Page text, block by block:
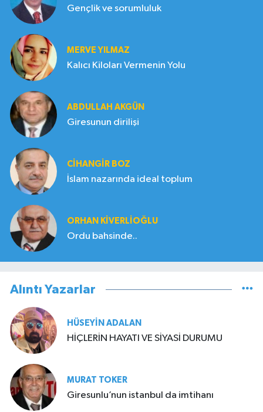
Gençlik ve sorumluluk
MERVE YILMAZ
Kalıcı Kiloları Vermenin Yolu
ABDULLAH AKGÜN
Giresunun dirilişi
CIHANGIR BOZ
İslam nazarında ideal toplum
ORHAN KIVERLIOĞLU
Ordu bahsinde..
Alıntı Yazarlar
HÜSEYIN ADALAN
HİÇLERİN HAYATI VE SİYASİ DURUMU
MURAT TOKER
Giresunlu’nun istanbul da imtihanı